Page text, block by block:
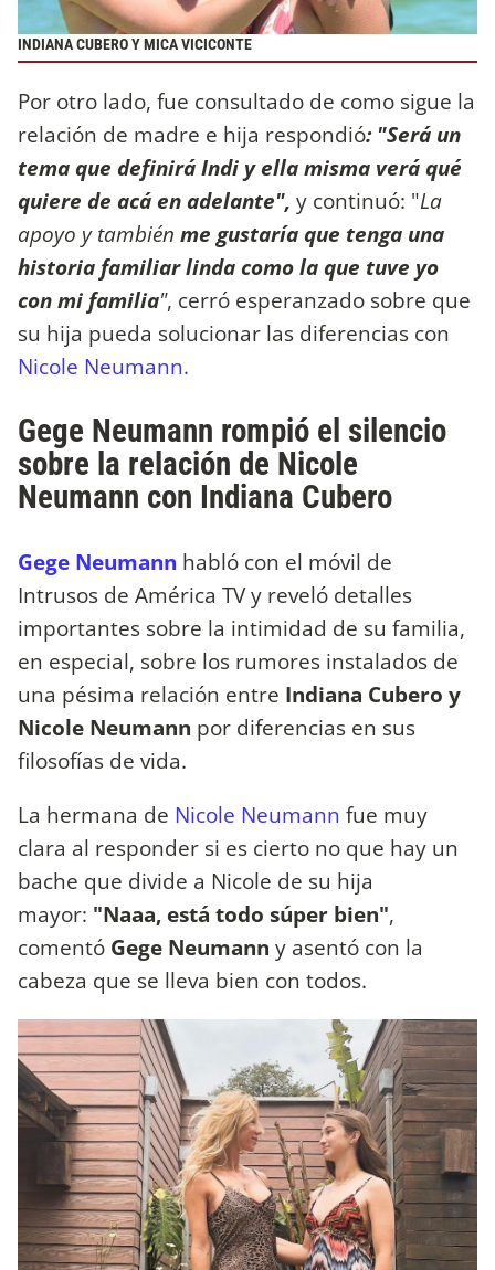
INDIANA CUBERO Y MICA VICICONTE
Por otro lado, fue consultado de como sigue la
relación de madre e hija respondió: "Será un
tema que definirá Indi y ella misma verá qué
quiere de acá en adelante", y continuó: "La
apoyo y también me gustaría que tenga una
historia familiar linda como la que tuve yo
con mi familia", cerró esperanzado sobre que
su hija pueda solucionar las diferencias con
Nicole Neumann.
Gege Neumann rompió el silencio
sobre la relación de Nicole
Neumann con Indiana Cubero
Gege Neumann habló con el móvil de
Intrusos de América TV y reveló detalles
importantes sobre la intimidad de su familia,
en especial, sobre los rumores instalados de
una pésima relación entre Indiana Cubero y
Nicole Neumann por diferencias en sus
filosofías de vida.
La hermana de Nicole Neumann fue muy
clara al responder si es cierto no que hay un
bache que divide a Nicole de su hija
mayor: "Naaa, está todo súper bien",
comentó Gege Neumann y asentó con la
cabeza que se lleva bien con todos.